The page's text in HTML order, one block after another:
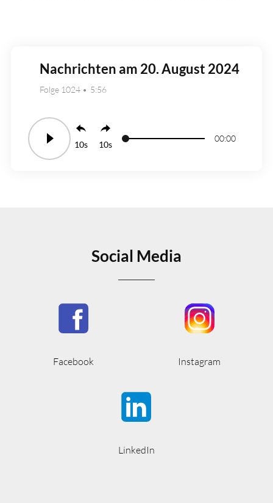
Nachrichten am 20. August 2024
Folge 1024 5:56
10 10
00:00
Social Media
Facebook Instagram
LinkedIn